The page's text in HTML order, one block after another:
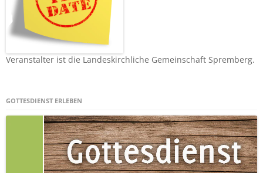
Veranstalter ist die Landeskirchliche Gemeinschaft Spremberg.
GOTTESDIENST ERLEBEN